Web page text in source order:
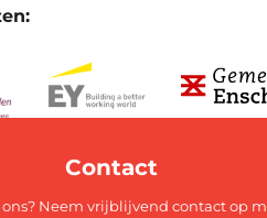
Contact
ons? Neem vrijblijvend contact op